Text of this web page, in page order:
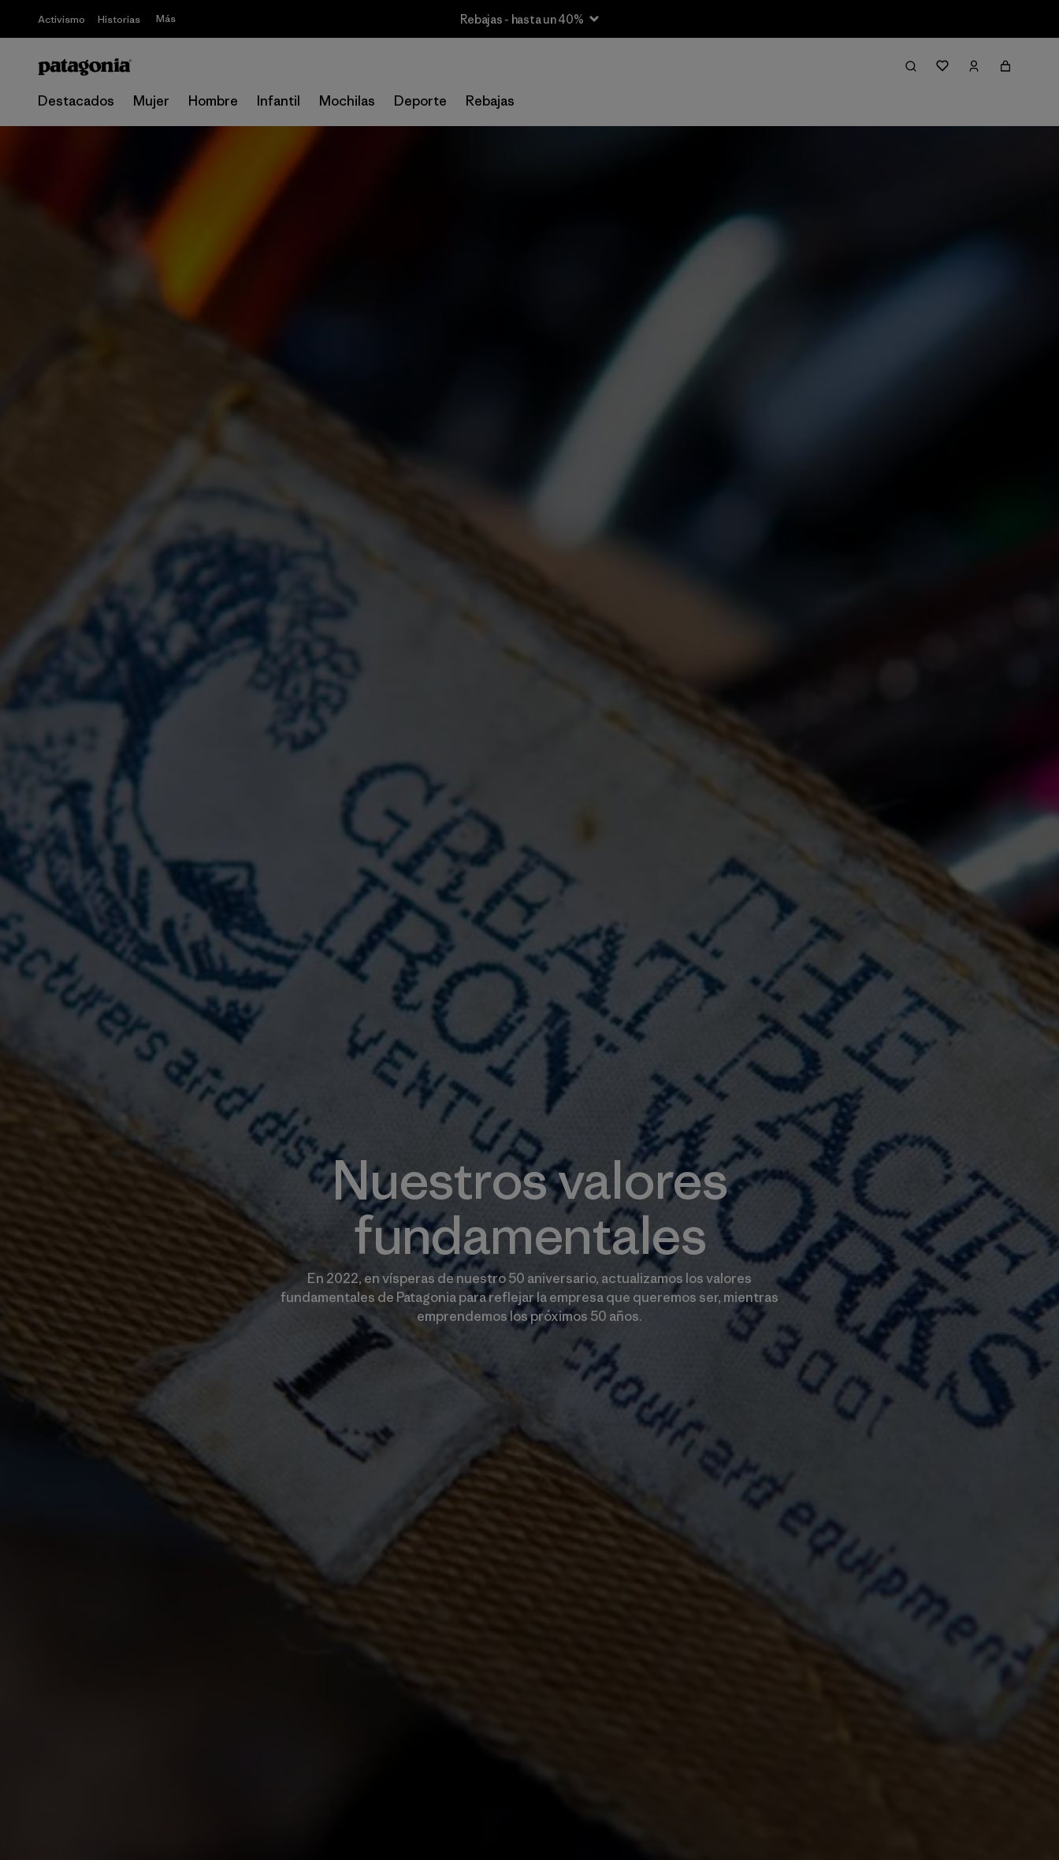
Activismo Historias Más Rebajas - hasta un 40%
Destacados Mujer Hombre Infantil Mochilas Deporte Rebajas
Nuestros valores
fundamentales
En 2022, en vísperas de nuestro 50 aniversario, actualizamos los valores
fundamentales de Patagonia para reflejar la empresa que queremos ser, mientras
emprendemos los próximos 50 años.